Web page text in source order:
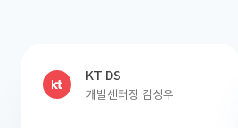
KT DS
개발센터장 김성우